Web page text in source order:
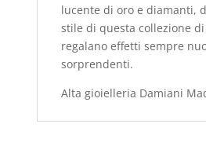
lucente di oro e diamanti,
stile di questa collezione
regalano effetti sempre
sorprendenti.
Alta gioielleria Damiani